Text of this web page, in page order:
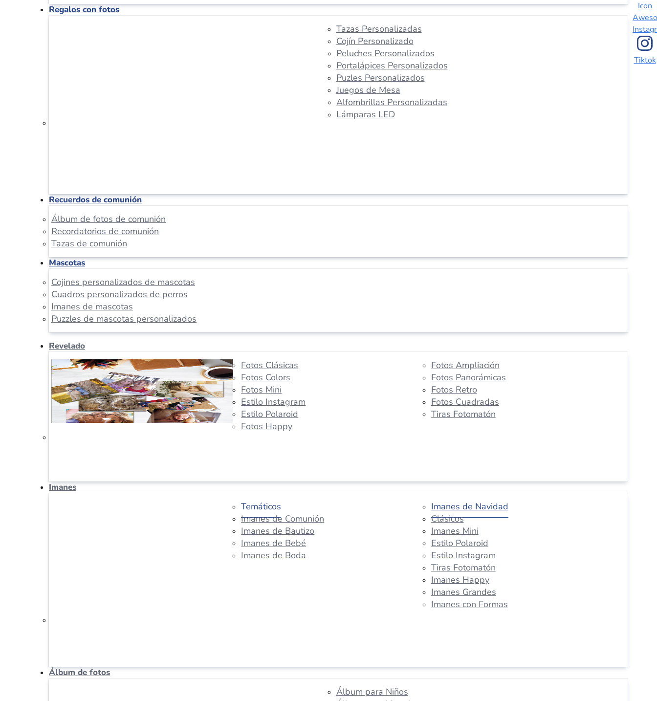
Regalos con fotos
Tazas Personalizadas
Cojín Personalizado
Peluches Personalizados
Portalápices Personalizados
Puzles Personalizados
Juegos de Mesa
Alfombrillas Personalizadas
Lámparas LED
Recuerdos de comunión
Álbum de fotos de comunión
Recordatorios de comunión
Tazas de comunión
Mascotas
Cojines personalizados de mascotas
Cuadros personalizados de perros
Imanes de mascotas
Puzzles de mascotas personalizados
Revelado
Fotos Clásicas
Fotos Colors
Fotos Mini
Estilo Instagram
Estilo Polaroid
Fotos Happy
Fotos Ampliación
Fotos Panorámicas
Fotos Retro
Fotos Cuadradas
Tiras Fotomatón
Imanes
Temáticos
Imanes de Comunión
Imanes de Bautizo
Imanes de Bebé
Imanes de Boda
Imanes de Navidad
Clásicos
Imanes Mini
Estilo Polaroid
Estilo Instagram
Tiras Fotomatón
Imanes Happy
Imanes Grandes
Imanes con Formas
Álbum de fotos
Álbum para Niños
Icon
Tiktok